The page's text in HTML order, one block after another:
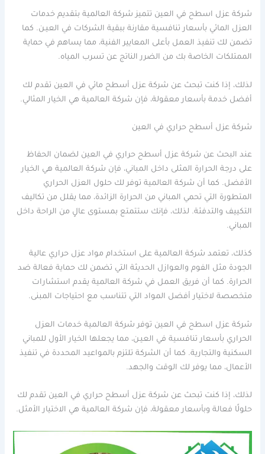
شركة عزل اسطح في العين تتميز شركة العالمية بتقديم خدمات
العزل المائي بأسعار تنافسية مقارنة ببقية الشركات في العيـن. كما
تضمن لك تنفيذ العمل بأعلى المعايير الفنية، مما يساهم في حماية
الممتلكات الخاصة بك من الضرر الناتج عن تسرب المياه.
لذلك، إذا كنت تبحث عن شركة عزل أسطح مائي في العين تقدم لك
أفضل خدمة بأسعار معقولة، فإن شركة العالمية هي الخيار المثالي.
شركة عزل أسطح حراري في العين
عند البحث عن شركة عزل أسطح حراري في العين لضمان الحفاظ
على درجة الحرارة المثلى داخل المباني، فإن شركة العالمية هي الخيار
الأفضل. كما أن شركة العالمية توفر لك حلول العزل الحراري
المتطورة التي تحمي المباني من الحرارة الزائدة، مما يقلل من تكاليف
التكييف والتدفئة. لذلك، فإنك ستتمتع بمستوى عالٍ من الراحة داخل
المباني.
كذلك، تعتمد شركة العالمية على استخدام مواد عزل حراري عالية
الجودة مثل الفوم والعوازل الحديثة التي تضمن لك حماية فعالة ضد
الحرارة. كما أن فريق العمل في شركة العالمية يقدم استشارات
متخصصة لاختيار أفضل المواد التي تتناسب مع احتياجات المبنى.
شركة عزل اسطح في العين توفر شركة العالمية خدمات العزل
الحراري بأسعار تنافسية في العيـن، مما يجعلها الخيار الأول للمباني
السكنية والتجارية. كما أن الشركة تلتزم بالمواعيد المحددة في تنفيذ
الأعمال، مما يوفر لك الوقت والجهد.
لذلك، إذا كنت تبحث عن شركة عزل أسطح حراري في العين تقدم لك
حلولًا فعالة وبأسعار معقولة، فإن شركة العالمية هي الاختيار الأمثل.